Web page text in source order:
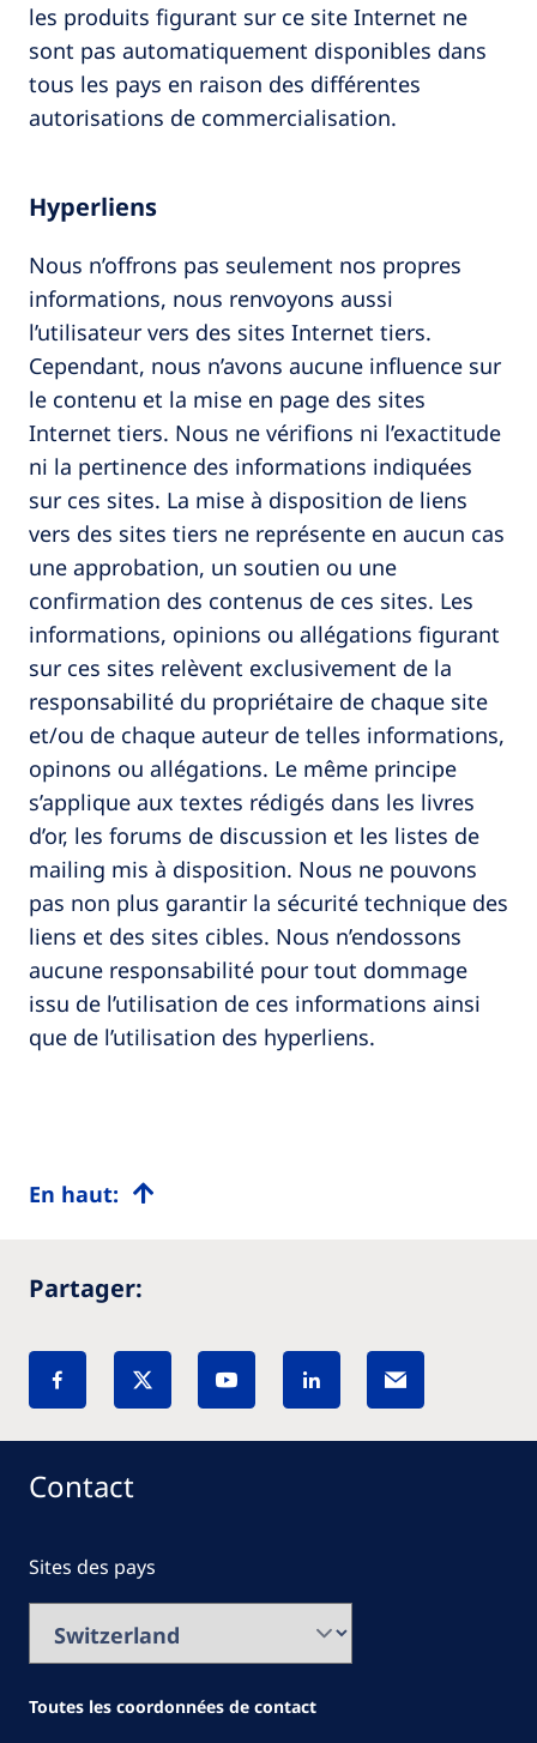
les produits figurant sur ce site Internet ne
sont pas automatiquement disponibles dans
tous les pays en raison des différentes
autorisations de commercialisation.
Hyperliens
Nous n’offrons pas seulement nos propres
informations, nous renvoyons aussi
l’utilisateur vers des sites Internet tiers.
Cependant, nous n’avons aucune influence sur
le contenu et la mise en page des sites
Internet tiers. Nous ne vérifions ni l’exactitude
ni la pertinence des informations indiquées
sur ces sites. La mise à disposition de liens
vers des sites tiers ne représente en aucun cas
une approbation, un soutien ou une
confirmation des contenus de ces sites. Les
informations, opinions ou allégations figurant
sur ces sites relèvent exclusivement de la
responsabilité du propriétaire de chaque site
et/ou de chaque auteur de telles informations,
opinons ou allégations. Le même principe
s’applique aux textes rédigés dans les livres
d’or, les forums de discussion et les listes de
mailing mis à disposition. Nous ne pouvons
pas non plus garantir la sécurité technique des
liens et des sites cibles. Nous n’endossons
aucune responsabilité pour tout dommage
issu de l’utilisation de ces informations ainsi
que de l’utilisation des hyperliens.
En haut:
Partager:
Contact
Sites des pays
Toutes les coordonnées de contact